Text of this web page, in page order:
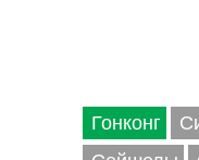
Гонконг